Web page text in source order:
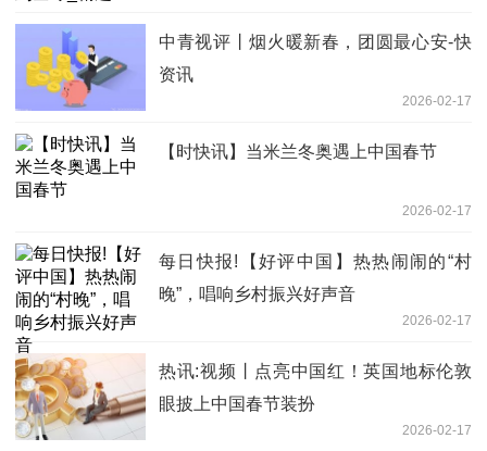
中青视评丨烟火暖新春，团圆最心安-快
资讯
2026-02-17
【时快讯】当米兰冬奥遇上中国春节
2026-02-17
每日快报!【好评中国】热热闹闹的“村
晚”，唱响乡村振兴好声音
2026-02-17
热讯:视频丨点亮中国红！英国地标伦敦
眼披上中国春节装扮
2026-02-17